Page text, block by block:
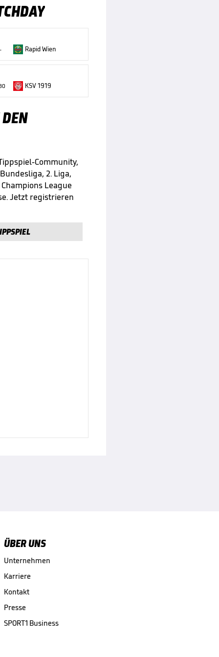
Rapid Wien
KSV 1919
Community,
2. Liga,
League
Jetzt registrieren
ÜBER UNS
Unternehmen
Karriere
Kontakt
Presse
SPORT1 Business